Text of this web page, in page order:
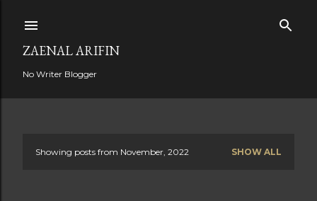
ZAENAL ARIFIN
No Writer Blogger
Showing posts from November, 2022 SHOW ALL